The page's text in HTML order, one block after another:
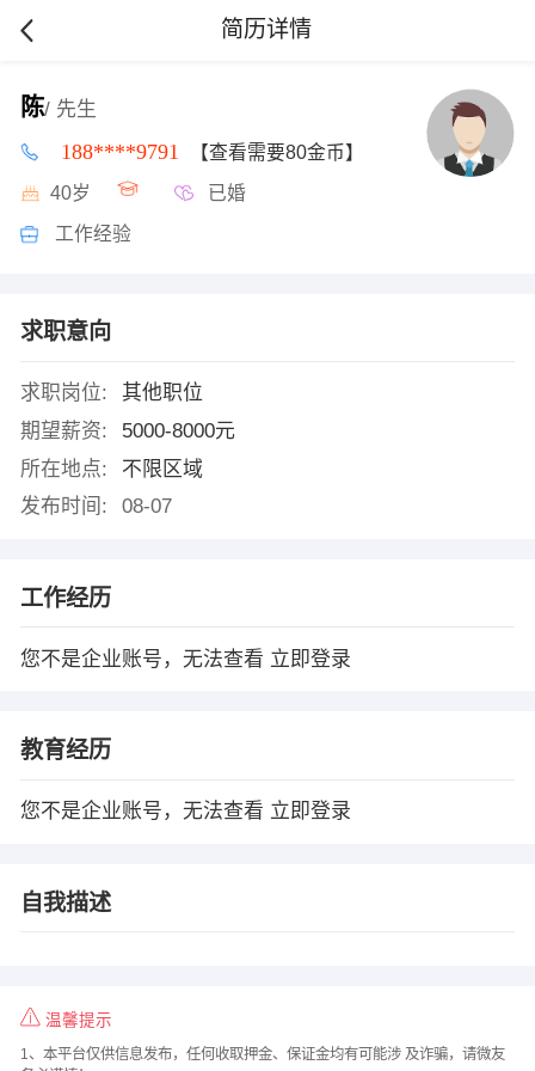
简历详情
陈/ 先生
188****9791 【查看需要80金币】
40岁 已婚
工作经验
求职意向
求职岗位:
其他职位
期望薪资:
5000-8000元
所在地点:
不限区域
发布时间:
08-07
工作经历
您不是企业账号，无法查看 立即登录
教育经历
您不是企业账号，无法查看 立即登录
自我描述
温馨提示
1、本平台仅供信息发布，任何收取押金、保证金均有可能涉 及诈骗，请微友